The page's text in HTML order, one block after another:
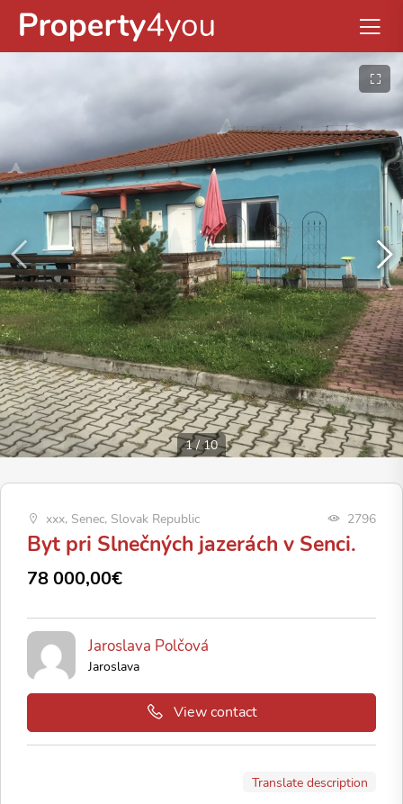
1/10
xxx, Senec, Slovak Republic 2796
Byt pri Slnečných jazerách v Senci.
78 000,00€
Jaroslava Polčová
Jaroslava
View contact
Translate description